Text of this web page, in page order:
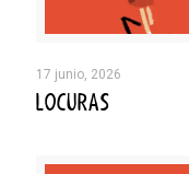
17 junio, 2026
LOCURAS